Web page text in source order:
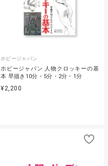
ホビージャパン
ホビージャパン 人物クロッキーの基
本 早描き10分・5分・2分・1分
¥2,200